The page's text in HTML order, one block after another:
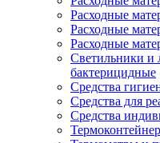
Расходные
Расходные
Расходные
Светильники и
бактерицидные
Средства
Средства для
Средства